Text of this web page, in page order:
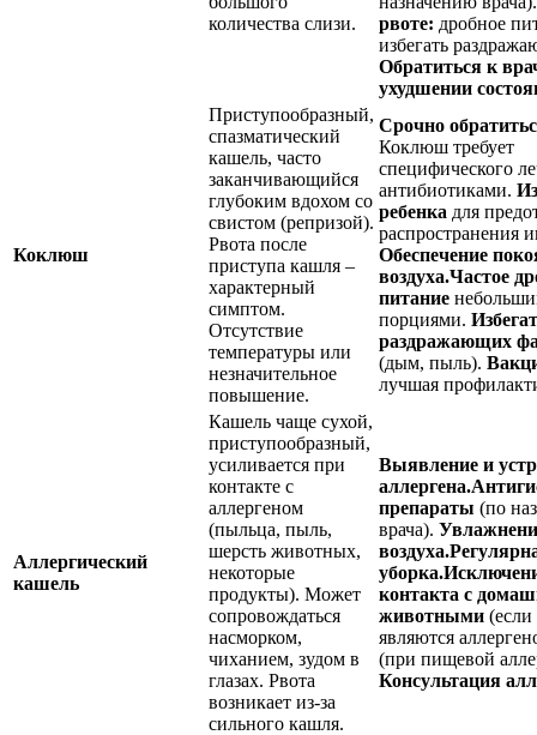
количества слизи.
рвоте: дробное
избегать
Обратиться к
ухудшении
Коклюш
Приступообразный,
спазматический
кашель, часто
заканчивающийся
глубоким вдохом со
свистом (репризой).
Рвота после
приступа кашля –
характерный
симптом.
Отсутствие
температуры или
незначительное
повышение.
Срочно
Коклюш требует
специфического
антибиотиками.
ребенка для
распространения
Обеспечение
воздуха.Частое
питание
порциями.
раздражающих
(дым, пыль).
лучшая
Аллергический
кашель
Кашель чаще сухой,
приступообразный,
усиливается при
контакте с
аллергеном
(пыльца, пыль,
шерсть животных,
некоторые
продукты). Может
сопровождаться
насморком,
чиханием, зудом в
глазах. Рвота
возникает из-за
сильного кашля.
Выявление и
аллергена.
препараты (по
врача).
воздуха.
уборка.
контакта с
животными
являются
(при пищевой
Консультация